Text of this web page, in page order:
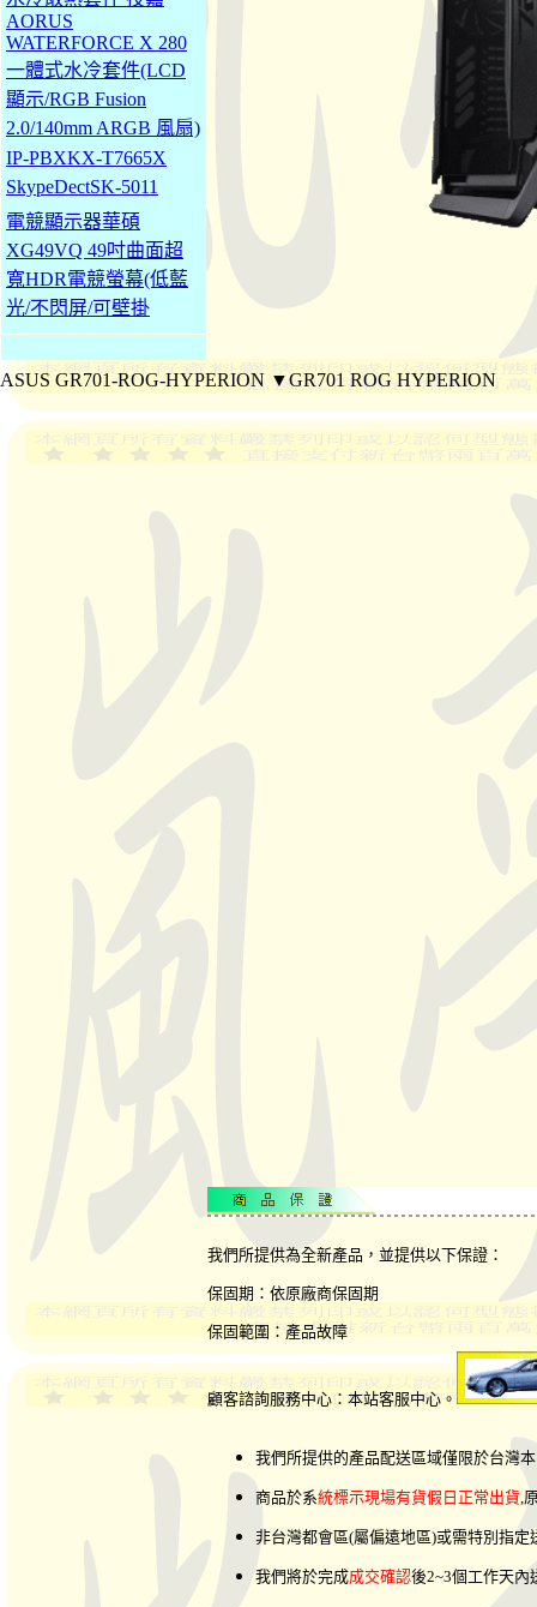
AORUS
WATERFORCE X 280
一體式水冷套件(LCD
顯示/RGB Fusion
2.0/140mm ARGB 風扇)
IP-PBXKX-T7665X
SkypeDectSK-5011
電競顯示器華碩
XG49VQ 49吋曲面超
寬HDR電競螢幕(低藍
光/不閃屏/可壁掛
ASUS GR701-ROG-HYPERION ▼GR701 ROG HYPERION
我們所提供為全新產品，並提供以下保證：
保固期：依原廠商保固期
保固範圍：產品故障
顧客諮詢服務中心：本站客服中心。
我們所提供的產品配送區域僅限於台灣
商品於系統標示現場有貨假日正常出貨,
非台灣都會區(屬偏遠地區)或需特別指
我們將於完成成交確認後2~3個工作天內